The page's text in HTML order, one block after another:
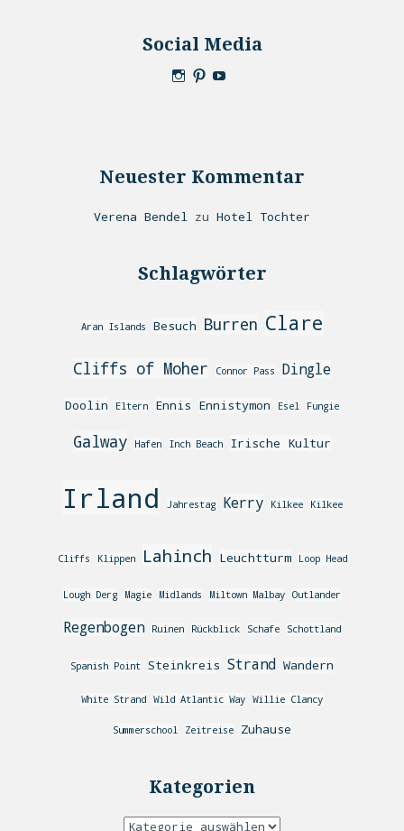
Social Media
Neuester Kommentar
Verena Bendel zu Hotel Tochter
Schlagwörter
Aran Islands Besuch Burren Clare
Cliffs of Moher Connor Pass Dingle
Doolin Eltern Ennis Ennistymon Esel Fungie
Galway Hafen Inch Beach Irische Kultur
Irland Jahrestag Kerry Kilkee Kilkee
Cliffs Klippen Lahinch Leuchtturm Loop Head
Lough Derg Magie Midlands Miltown Malbay Outlander
Regenbogen Ruinen Rückblick Schafe Schottland
Spanish Point Steinkreis Strand Wandern
White Strand Wild Atlantic Way Willie Clancy
Summerschool Zeitreise Zuhause
Kategorien